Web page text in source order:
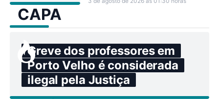
CAPA
Greve dos professores em
Porto Velho é considerada
ilegal pela Justiça